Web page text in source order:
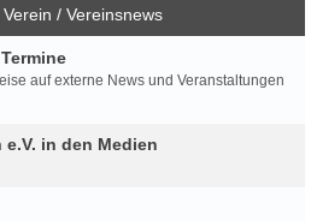
/ Vereinsnews
auf externe News und Veranstaltungen
in den Medien